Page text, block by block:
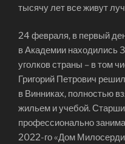
тысячу лет все живут
24 февраля, в первый
в Академии находились
уголков страны – в том
Григорий Петрович
в Винниках, полностью
жильем и учебой.
профессионально
2022-го «Дом